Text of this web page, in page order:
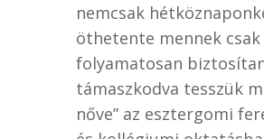
nemcsak
öthetente mennek
folyamatosan
támaszkodva tesszük
nőve” az esztergomi